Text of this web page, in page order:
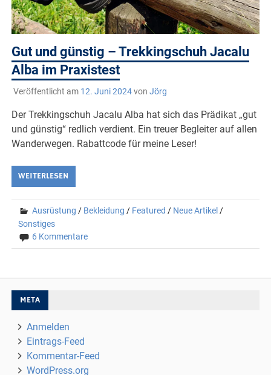
Gut und günstig – Trekkingschuh Jacalu
Alba im Praxistest
Veröffentlicht am 12. Juni 2024von Jörg
Der Trekkingschuh Jacalu Alba hat sich das Prädikat „gut
und günstig“ redlich verdient. Ein treuer Begleiter auf allen
Wanderwegen. Rabattcode für meine Leser!
WEITERLESEN
Ausrüstung / Bekleidung / Featured / Neue Artikel /
Sonstiges
6 Kommentare
META
Anmelden
Eintrags-Feed
Kommentar-Feed
WordPress.org